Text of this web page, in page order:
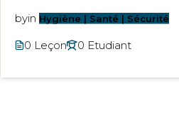
byin Hygiène | Santé | Sécurité
0 Leçon 0 Etudiant